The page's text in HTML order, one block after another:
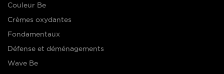
Couleur Be
Crèmes oxydantes
Fondamentaux
Défense et déménagements
Wave Be